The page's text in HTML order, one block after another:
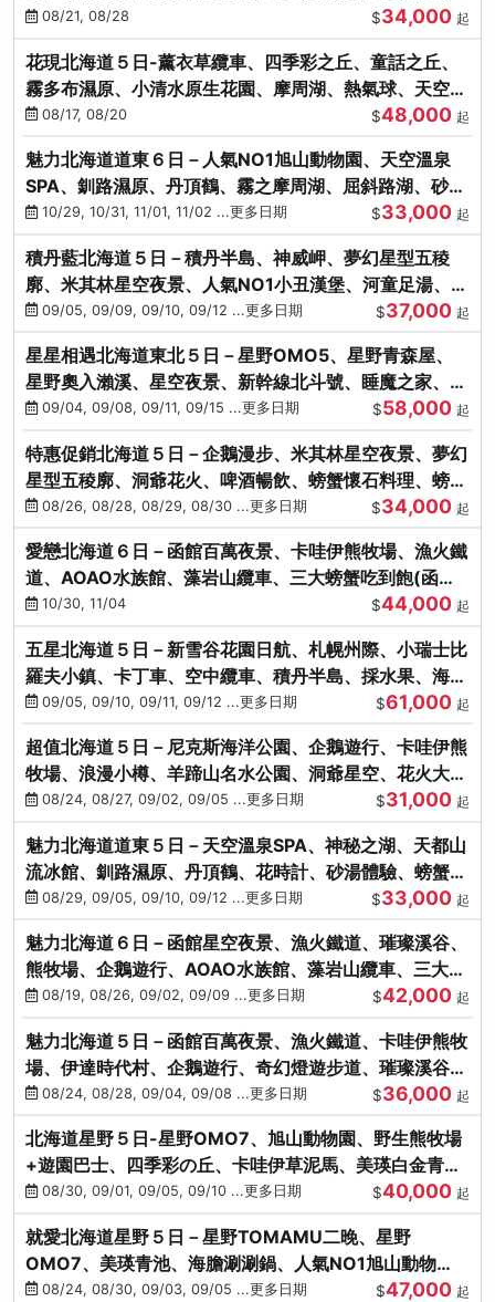
轉塔08/21, 08/28 $34,000 起
花現北海道５日-薰衣草纜車、四季彩之丘、童話之丘、
霧多布濕原、小清水原生花園、摩周湖、熱氣球、天空溫
泉SPA、螃蟹吃到飽
08/17, 08/20 $48,000 起
魅力北海道道東６日－人氣NO1旭山動物園、天空溫泉
SPA、釧路濕原、丹頂鶴、霧之摩周湖、屈斜路湖、砂湯
體驗10/29, 10/31, 11/01, 11/02 ...更多日期 $33,000 起
積丹藍北海道５日－積丹半島、神威岬、夢幻星型五稜
廓、米其林星空夜景、人氣NO1小丑漢堡、河童足湯、奇
幻燈遊步道、璀璨溪谷
09/05, 09/09, 09/10, 09/12 ...更多日期 $37,000 起
星星相遇北海道東北５日－星野OMO5、星野青森屋、
星野奧入瀨溪、星空夜景、新幹線北斗號、睡魔之家、十
和田湖(不進免稅店)
09/04, 09/08, 09/11, 09/15 ...更多日期 $58,000 起
特惠促銷北海道５日－企鵝漫步、米其林星空夜景、夢幻
星型五稜廓、洞爺花火、啤酒暢飲、螃蟹懷石料理、螃蟹
吃到飽
08/26, 08/28, 08/29, 08/30 ...更多日期 $34,000 起
愛戀北海道６日－函館百萬夜景、卡哇伊熊牧場、漁火鐵
道、AOAO水族館、藻岩山纜車、三大螃蟹吃到飽(函館/
千歲)
10/30, 11/04 $44,000 起
五星北海道５日－新雪谷花園日航、札幌州際、小瑞士比
羅夫小鎮、卡丁車、空中纜車、積丹半島、採水果、海鮮
和牛螃蟹放題
09/05, 09/10, 09/11, 09/12 ...更多日期 $61,000 起
超值北海道５日－尼克斯海洋公園、企鵝遊行、卡哇伊熊
牧場、浪漫小樽、羊蹄山名水公園、洞爺星空、花火大
會、螃蟹懷石料理
08/24, 08/27, 09/02, 09/05 ...更多日期 $31,000 起
魅力北海道道東５日－天空溫泉SPA、神秘之湖、天都山
流冰館、釧路濕原、丹頂鶴、花時計、砂湯體驗、螃蟹吃
到飽08/29, 09/05, 09/10, 09/12 ...更多日期 $33,000 起
魅力北海道６日－函館星空夜景、漁火鐵道、璀璨溪谷、
熊牧場、企鵝遊行、AOAO水族館、藻岩山纜車、三大螃
蟹吃到飽
08/19, 08/26, 09/02, 09/09 ...更多日期 $42,000 起
魅力北海道５日－函館百萬夜景、漁火鐵道、卡哇伊熊牧
場、伊達時代村、企鵝遊行、奇幻燈遊步道、璀璨溪谷、
人氣NO1小丑漢堡
08/24, 08/28, 09/04, 09/08 ...更多日期 $36,000 起
北海道星野５日-星野OMO7、旭山動物園、野生熊牧場
+遊園巴士、四季彩の丘、卡哇伊草泥馬、美瑛白金青
池、螃蟹吃到飽
08/30, 09/01, 09/05, 09/10 ...更多日期 $40,000 起
就愛北海道星野５日－星野TOMAMU二晚、星野
OMO7、美瑛青池、海膽涮涮鍋、人氣NO1旭山動物
園、海鮮和牛螃蟹吃到飽
08/24, 08/30, 09/03, 09/05 ...更多日期 $47,000 起